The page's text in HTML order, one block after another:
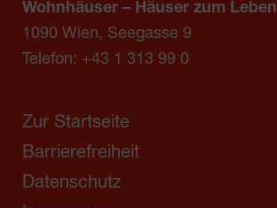
Wohnhäuser – Häuser zum Leben
1090 Wien, Seegasse 9
Telefon: +43 1 313 99 0
Zur Startseite
Barrierefreiheit
Datenschutz